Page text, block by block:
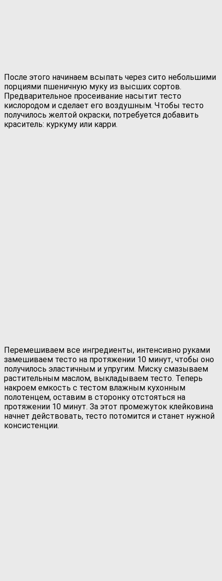
После этого начинаем всыпать через сито небольшими
порциями пшеничную муку из высших сортов.
Предварительное просеивание насытит тесто
кислородом и сделает его воздушным. Чтобы тесто
получилось желтой окраски, потребуется добавить
краситель: куркуму или карри.
Перемешиваем все ингредиенты, интенсивно руками
замешиваем тесто на протяжении 10 минут, чтобы оно
получилось эластичным и упругим. Миску смазываем
растительным маслом, выкладываем тесто. Теперь
накроем емкость с тестом влажным кухонным
полотенцем, оставим в сторонку отстояться на
протяжении 10 минут. За этот промежуток клейковина
начнет действовать, тесто потомится и станет нужной
консистенции.